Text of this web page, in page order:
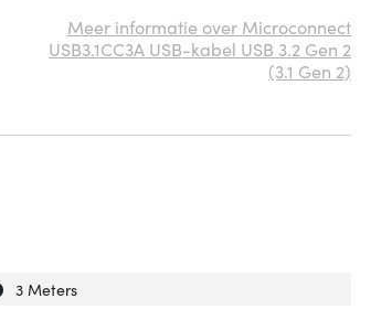
Meer informatie over Microconnect
USB3.1CC3A USB-kabel USB 3.2 Gen 2
(3.1 Gen 2)
Uitleg over 'Snoerlengte'
Verberg uitleg over 'Snoerlengte'
3 Meters